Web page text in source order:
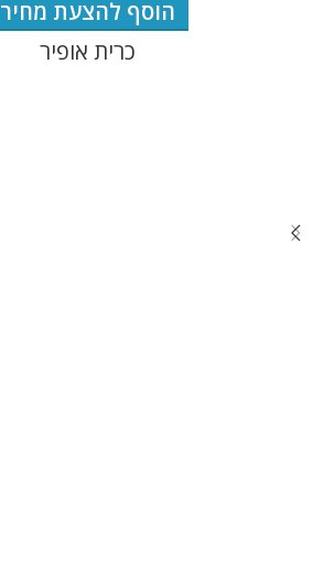
הוסף להצעת מחיר
כרית אופיר